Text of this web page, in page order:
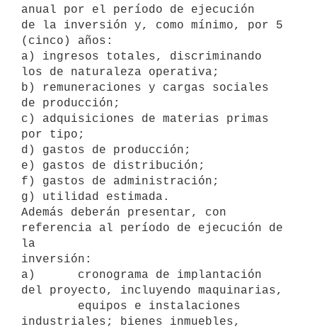
anual por el período de ejecución
de la inversión y, como mínimo, por 5
(cinco) años:
a) ingresos totales, discriminando
los de naturaleza operativa;
b) remuneraciones y cargas sociales
de producción;
c) adquisiciones de materias primas
por tipo;
d) gastos de producción;
e) gastos de distribución;
f) gastos de administración;
g) utilidad estimada.
Además deberán presentar, con
referencia al período de ejecución de
la
inversión:
a)      cronograma de implantación
del proyecto, incluyendo maquinarias,
industriales; bienes inmuebles,